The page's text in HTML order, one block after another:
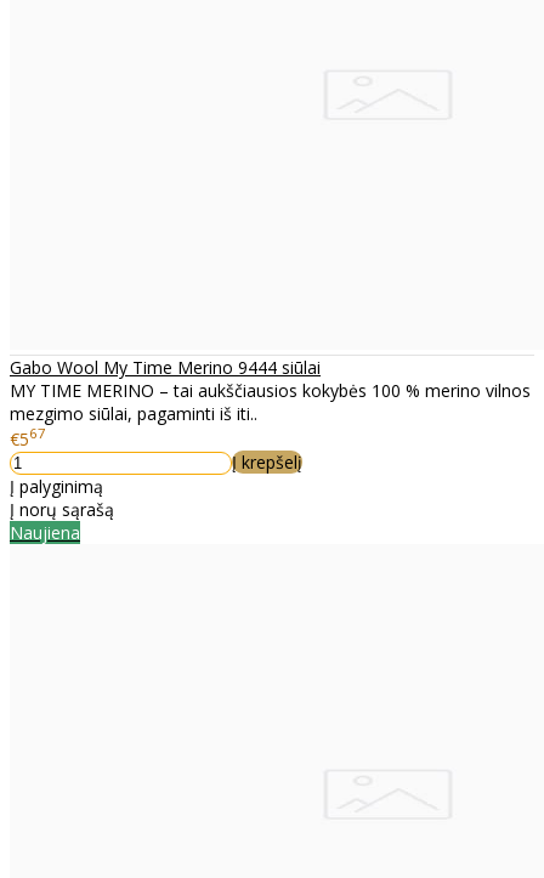
Gabo Wool My Time Merino 9444 siūlai
MY TIME MERINO – tai aukščiausios kokybės 100 % merino vilnos
mezgimo siūlai, pagaminti iš iti..
€567
Į krepšelį
Į palyginimą
Į norų sąrašą
Naujiena